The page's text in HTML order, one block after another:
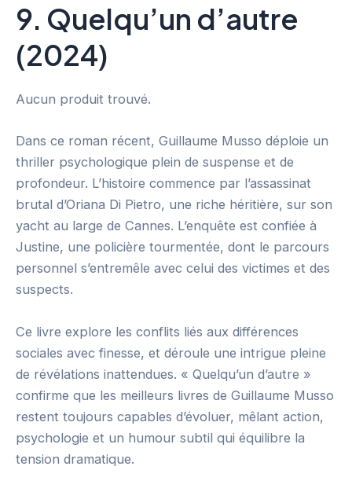
9. Quelqu’un d’autre
(2024)
Aucun produit trouvé.
Dans ce roman récent, Guillaume Musso déploie un
thriller psychologique plein de suspense et de
profondeur. L’histoire commence par l’assassinat
brutal d’Oriana Di Pietro, une riche héritière, sur son
yacht au large de Cannes. L’enquête est confiée à
Justine, une policière tourmentée, dont le parcours
personnel s’entremêle avec celui des victimes et des
suspects.
Ce livre explore les conflits liés aux différences
sociales avec finesse, et déroule une intrigue pleine
de révélations inattendues. « Quelqu’un d’autre »
confirme que les meilleurs livres de Guillaume Musso
restent toujours capables d’évoluer, mêlant action,
psychologie et un humour subtil qui équilibre la
tension dramatique.